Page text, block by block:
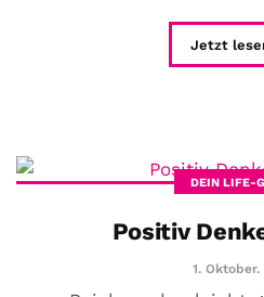
Jetzt
DEIN LIFE-
Positiv
1. Oktober.